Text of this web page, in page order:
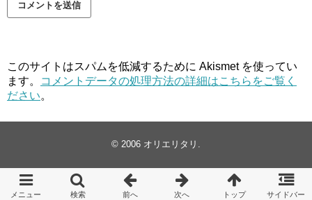
このサイトはスパムを低減するために Akismet を使ってい
ます。
コメントデータの処理方法の詳細はこちらをご覧く
ださい。
© 2006 オリエリタリ